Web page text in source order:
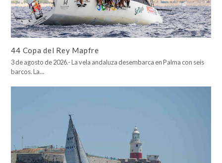
44 Copa del Rey Mapfre
3 de agosto de 2026.- La vela andaluza desembarca en Palma con seis
barcos. La…